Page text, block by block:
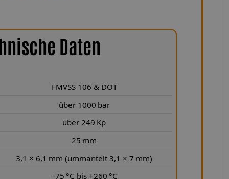
Daten
FMVSS 106 & DOT
über 1000 bar
über 249 Kp
25 mm
3,1 × 6,1 mm (ummantelt 3,1 × 7 mm)
−75 °C bis +260 °C